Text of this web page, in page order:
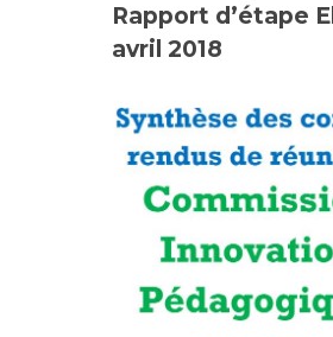
Rapport d’étape
avril 2018